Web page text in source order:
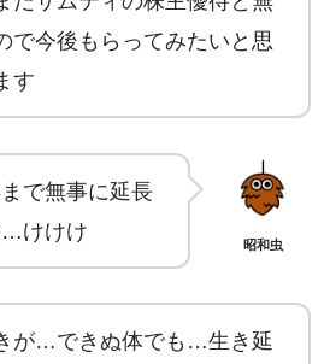
で今後もらってみたいと思
す
で無事に延長
…けけけ
昭和虫
が…できぬ体でも…生き延